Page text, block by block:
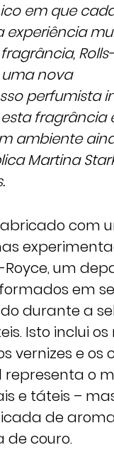
em que
nova
perfumista
fragrância
ambiente
Martina
com
um
em
durante a
Isto inclui
e os
o
e táteis –
de
couro.